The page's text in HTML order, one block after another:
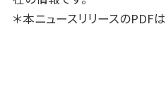
＊本ニュースリリースのPDFは